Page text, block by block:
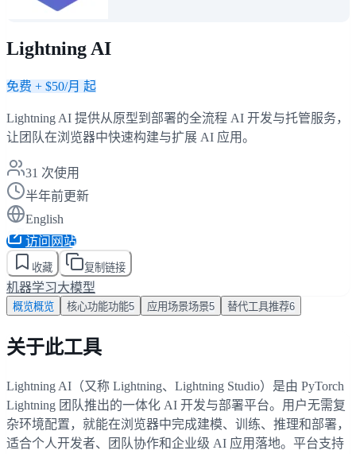
Lightning AI
免费 + $50/月 起
Lightning AI 提供从原型到部署的全流程 AI 开发与托管服务，
让团队在浏览器中快速构建与扩展 AI 应用。
31 次使用
半年前更新
English
访问网站
收藏 复制链接
机器学习大模型
概览概览 核心功能功能5 应用场景场景5 替代工具推荐6
关于此工具
Lightning AI（又称 Lightning、Lightning Studio）是由 PyTorch
Lightning 团队推出的一体化 AI 开发与部署平台。用户无需复
杂环境配置，就能在浏览器中完成建模、训练、推理和部署，
适合个人开发者、团队协作和企业级 AI 应用落地。平台支持